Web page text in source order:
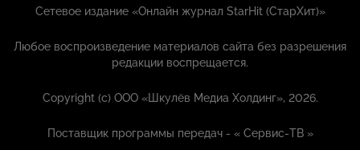
Сетевое издание «Онлайн журнал StarHit (СтарХит)»
Любое воспроизведение материалов сайта без разрешения
редакции воспрещается.
Copyright (с) ООО «Шкулёв Медиа Холдинг», 2026.
Поставщик программы передач - «Сервис-ТВ »